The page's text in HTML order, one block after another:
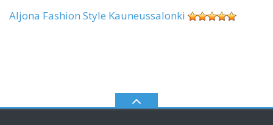
Aljona Fashion Style Kauneussalonki